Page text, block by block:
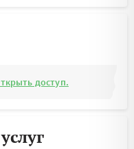
доступ.